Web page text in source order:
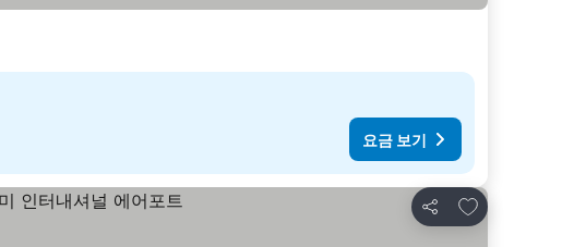
요금 보기
공유
즐겨찾기에 추가